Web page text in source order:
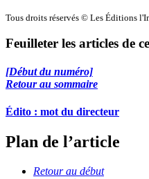
Tous droits réservés © Les Éditions
Feuilleter les articles de
[Début du numéro]
Retour au sommaire
Édito : mot du directeur
Plan de l’article
Retour au début